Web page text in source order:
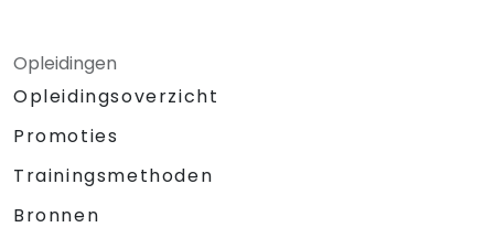
Opleidingen
Opleidingsoverzicht
Promoties
Trainingsmethoden
Bronnen